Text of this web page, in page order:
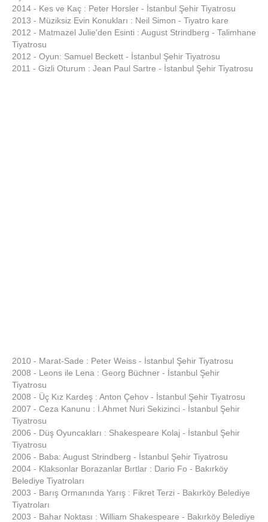
2014 - Kes ve Kaç : Peter Horsler - İstanbul Şehir Tiyatrosu
2013 - Müziksiz Evin Konukları : Neil Simon - Tiyatro kare
2012 - Matmazel Julie'den Esinti : August Strindberg - Talimhane
Tiyatrosu
2012 - Oyun: Samuel Beckett - İstanbul Şehir Tiyatrosu
2011 - Gizli Oturum : Jean Paul Sartre - İstanbul Şehir Tiyatrosu
2010 - Marat-Sade : Peter Weiss - İstanbul Şehir Tiyatrosu
2008 - Leons ile Lena : Georg Büchner - İstanbul Şehir
Tiyatrosu
2008 - Üç Kız Kardeş : Anton Çehov - İstanbul Şehir Tiyatrosu
2007 - Ceza Kanunu : İ.Ahmet Nuri Sekizinci - İstanbul Şehir
Tiyatrosu
2006 - Düş Oyuncakları : Shakespeare Kolaj - İstanbul Şehir
Tiyatrosu
2006 - Baba: August Strindberg - İstanbul Şehir Tiyatrosu
2004 - Klaksonlar Borazanlar Bırtlar : Dario Fo - Bakırköy
Belediye Tiyatroları
2003 - Barış Ormanında Yarış : Fikret Terzi - Bakırköy Belediye
Tiyatroları
2003 - Bahar Noktası : William Shakespeare - Bakırköy Belediye